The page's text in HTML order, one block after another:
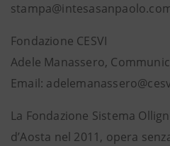
Fondazione CESVI
Adele Manassero,
Email:
La Fondazione Sistema
d’Aosta nel 2011, opera